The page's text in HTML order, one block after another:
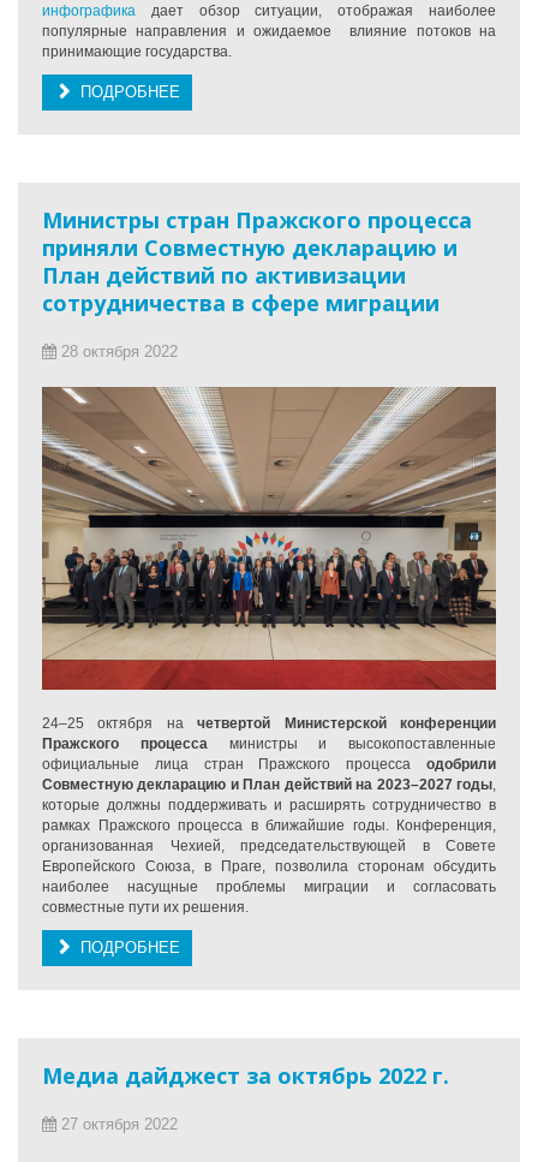
инфографика дает обзор ситуации, отображая наиболее
популярные направления и ожидаемое влияние потоков на
принимающие государства.
ПОДРОБНЕЕ
Министры стран Пражского процесса
приняли Совместную декларацию и
План действий по активизации
сотрудничества в сфере миграции
28 октября 2022
24–25 октября начетвертой Министерской конференции
Пражского процессаминистры и высокопоставленные
официальные лица стран Пражского процесса одобрили
Совместную декларацию и План действий на 2023–2027 годы,
которые должны поддерживать и расширять сотрудничество в
рамках Пражского процесса в ближайшие годы. Конференция,
организованная Чехией, председательствующей в Совете
Европейского Союза, в Праге, позволила сторонам обсудить
наиболее насущные проблемы миграции и согласовать
совместные пути их решения.
ПОДРОБНЕЕ
Медиа дайджест за октябрь 2022 г.
27 октября 2022